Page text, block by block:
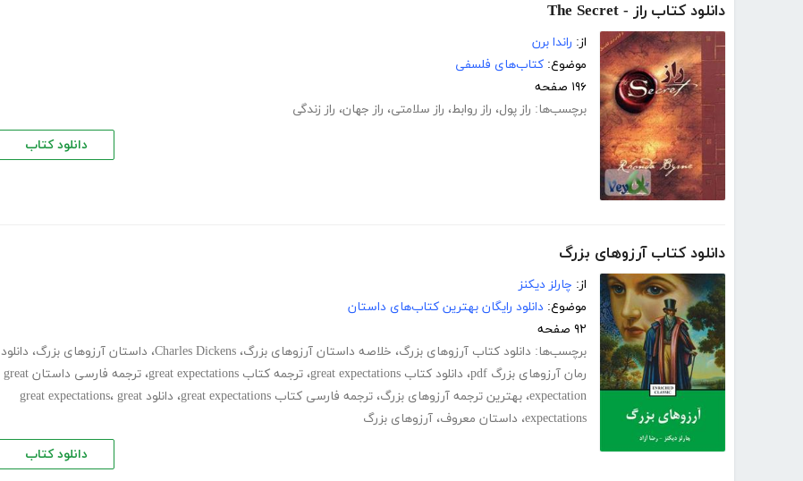
دانلود کتاب راز - The Secret
از: راندا برن
موضوع: کتاب‌های فلسفی
۱۹۶ صفحه
برچسب‌ها: راز پول، راز روابط، راز سلامتی، راز جهان، راز زندگی
دانلود کتاب
دانلود کتاب آرزوهای بزرگ
از: چارلز دیکنز
موضوع: دانلود رایگان بهترین کتاب‌های داستان
۹۲ صفحه
برچسب‌ها: دانلود کتاب آرزوهای بزرگ، خلاصه داستان آرزوهای بزرگ، Charles Dickens، داستان آرزوهای بزرگ، دانلود
رمان آرزوهای بزرگ pdf
، دانلود کتاب great expectations ، ترجمه کتاب great expectations ،
ترجمه فارسی داستان great
expectation، بهترین ترجمه آرزوهای بزرگ، ترجمه فارسی کتاب great expectations ، دانلود great expectations ، great
expectations، داستان معروف، آرزوهای بزرگ
دانلود کتاب